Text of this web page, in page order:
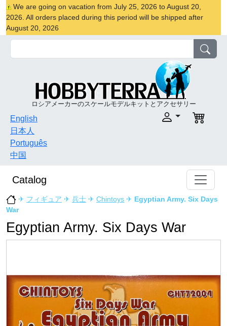
We are going on vacation from July 25, 2026 to August 20,
2026. All orders placed during this period will be shipped after
August 20, 2026
ロシアメーカーのスケールモデルキットとアクセサリー
English
日本人
Português
中国
Catalog
✈ フィギュア ✈ 兵士 ✈ Chintoys ✈ Egyptian Army. Six Days
War
Egyptian Army. Six Days War